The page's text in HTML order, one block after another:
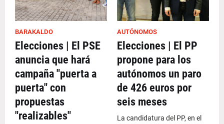
BARAKALDO
Elecciones | El PSE
anuncia que hará
campaña "puerta a
puerta" con
propuestas
"realizables"
AUTÓNOMOS
Elecciones | El PP
propone para los
autónomos un paro
de 426 euros por
seis meses
La candidatura del PP, en el